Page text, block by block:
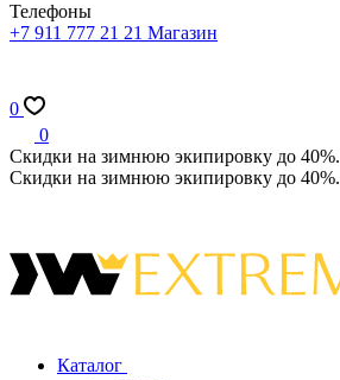
Телефоны
+7 911 777 21 21 Магазин
0
0
Скидки на зимнюю экипировку до 40%.
Скидки на зимнюю экипировку до 40%.
Каталог